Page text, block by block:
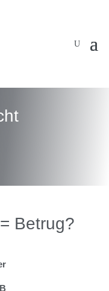
Betrug?